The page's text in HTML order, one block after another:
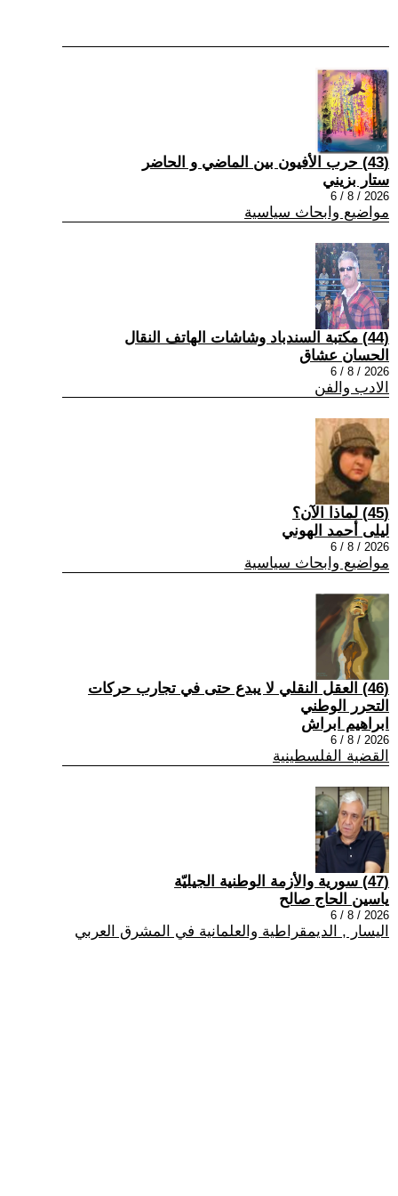
(43) حرب الأفيون بين الماضي و الحاضر
ستار بزيني
2026 / 8 / 6
مواضيع وابحاث سياسية
(44) مكتبة السندباد وشاشات الهاتف النقال
الحسان عشاق
2026 / 8 / 6
الادب والفن
(45) لماذا الآن؟
ليلى أحمد الهوني
2026 / 8 / 6
مواضيع وابحاث سياسية
(46) العقل النقلي لا يبدع حتى في تجارب حركات
التحرر الوطني
ابراهيم ابراش
2026 / 8 / 6
القضية الفلسطينية
(47) سورية والأزمة الوطنية الجيليّة
ياسين الحاج صالح
2026 / 8 / 6
اليسار , الديمقراطية والعلمانية في المشرق العربي